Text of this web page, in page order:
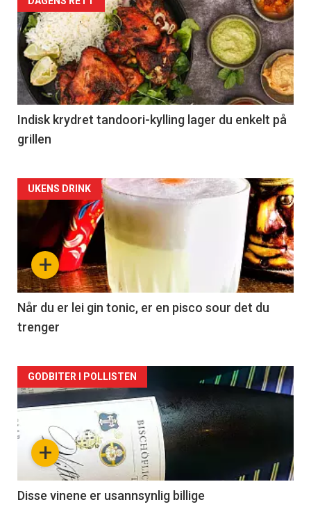
Indisk krydret tandoori-kylling lager du enkelt på
grillen
Forsiden
akkurat
nå
-
2
+
UKENS DRINK
Når du er lei gin tonic, er en pisco sour det du
trenger
Forsiden
akkurat
nå
3
+
GODBITER I POLLISTEN
Disse vinene er usannsynlig billige